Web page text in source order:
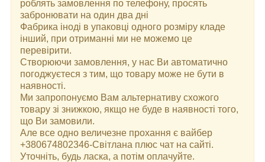
роблять замовлення по телефону, просять
забронювати на один два дні
Фабрика іноді в упаковці одного розміру кладе
інший, при отриманні ми не можемо це
перевірити.
Створюючи замовлення, у нас Ви автоматично
погоджуєтеся з тим, що товару може не бути в
наявності.
Ми запропонуємо Вам альтернативу схожого
товару зі знижкою, якщо не буде в наявності того,
що Ви замовили.
Але все одно величезне прохання є вайбер
+380674802346-Світлана плюс чат на сайті.
Уточніть, будь ласка, а потім оплачуйте.